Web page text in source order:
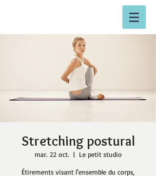
Stretching postural
mar. 22 oct.
  |
Le petit studio
Étirements visant l'ensemble du corps,